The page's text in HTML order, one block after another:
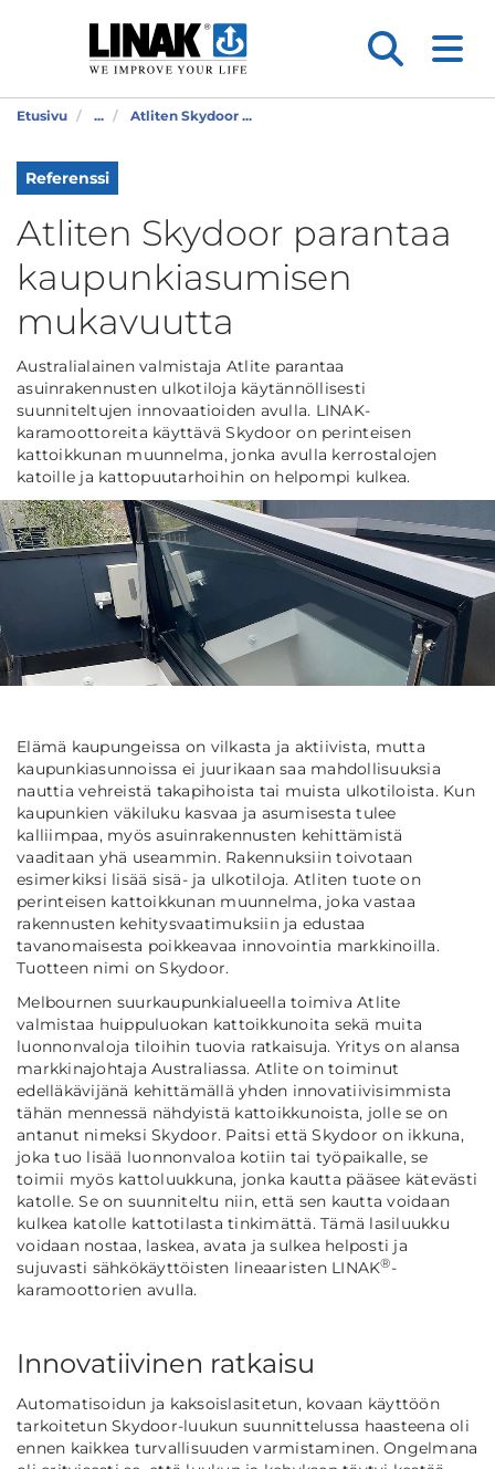
Etusivu ... Atliten Skydoor ...
Referenssi
Atliten Skydoor parantaa
kaupunkiasumisen
mukavuutta
Australialainen valmistaja Atlite parantaa
asuinrakennusten ulkotiloja käytännöllisesti
suunniteltujen innovaatioiden avulla. LINAK-
karamoottoreita käyttävä Skydoor on perinteisen
kattoikkunan muunnelma, jonka avulla kerrostalojen
katoille ja kattopuutarhoihin on helpompi kulkea.
Elämä kaupungeissa on vilkasta ja aktiivista, mutta
kaupunkiasunnoissa ei juurikaan saa mahdollisuuksia
nauttia vehreistä takapihoista tai muista ulkotiloista. Kun
kaupunkien väkiluku kasvaa ja asumisesta tulee
kalliimpaa, myös asuinrakennusten kehittämistä
vaaditaan yhä useammin. Rakennuksiin toivotaan
esimerkiksi lisää sisä- ja ulkotiloja. Atliten tuote on
perinteisen kattoikkunan muunnelma, joka vastaa
rakennusten kehitysvaatimuksiin ja edustaa
tavanomaisesta poikkeavaa innovointia markkinoilla.
Tuotteen nimi on Skydoor.
Melbournen suurkaupunkialueella toimiva Atlite
valmistaa huippuluokan kattoikkunoita sekä muita
luonnonvaloja tiloihin tuovia ratkaisuja. Yritys on alansa
markkinajohtaja Australiassa. Atlite on toiminut
edelläkävijänä kehittämällä yhden innovatiivisimmista
tähän mennessä nähdyistä kattoikkunoista, jolle se on
antanut nimeksi Skydoor. Paitsi että Skydoor on ikkuna,
joka tuo lisää luonnonvaloa kotiin tai työpaikalle, se
toimii myös kattoluukkuna, jonka kautta pääsee kätevästi
katolle. Se on suunniteltu niin, että sen kautta voidaan
kulkea katolle kattotilasta tinkimättä. Tämä lasiluukku
voidaan nostaa, laskea, avata ja sulkea helposti ja
sujuvasti sähkökäyttöisten lineaaristen LINAK®-
karamoottorien avulla.
Innovatiivinen ratkaisu
Automatisoidun ja kaksoislasitetun, kovaan käyttöön
tarkoitetun Skydoor-luukun suunnittelussa haasteena oli
ennen kaikkea turvallisuuden varmistaminen. Ongelmana